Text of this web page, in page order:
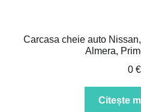
Carcasa cheie auto
Almera,
0 €
Citește